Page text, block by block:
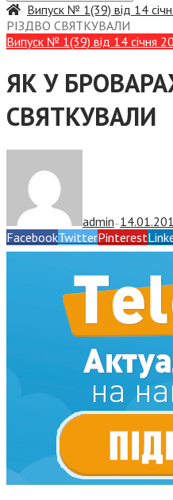
Випуск № 1(39) від 14
РІЗДВО СВЯТКУВАЛИ
Випуск № 1(39) від 14 січня
ЯК У
СВЯТКУВАЛИ
admin —
FacebookTwitterPinterest